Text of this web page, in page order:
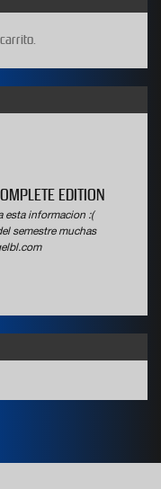
EDITION
esta informacion :(
semestre muchas